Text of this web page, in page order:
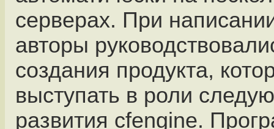
серверах. При
авторы
создания продукта,
выступать в роли
развития cfengine.